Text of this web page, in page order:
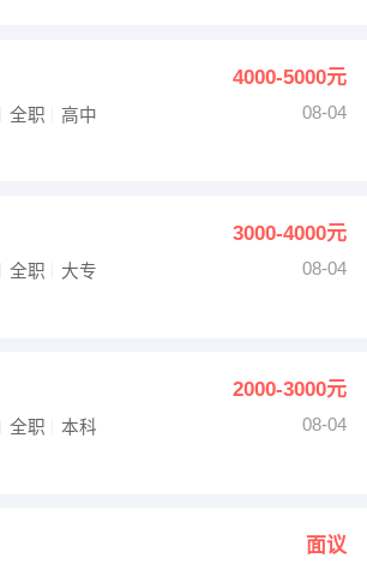
4000-5000元
全职 高中
08-04
3000-4000元
全职 大专
08-04
2000-3000元
全职 本科
08-04
面议